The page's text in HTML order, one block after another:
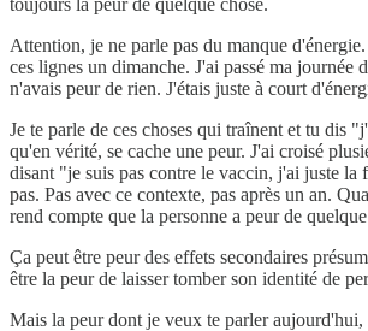
Attention, je ne parle pas du manque
ces lignes un dimanche. J'ai passé ma journée
n'avais peur de rien. J'étais juste à court
Je te parle de ces choses qui traînent et tu dis
qu'en vérité, se cache une peur. J'ai croisé
disant "je suis pas contre le vaccin, j'ai juste la
pas. Pas avec ce contexte, pas après un an.
rend compte que la personne a peur de
Ça peut être peur des effets secondaires
être la peur de laisser tomber son identité de
Mais la peur dont je veux te parler aujourd'hui,